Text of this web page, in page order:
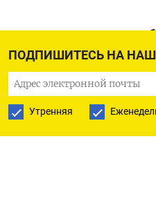
ПОДПИШИТЕСЬ НА
Утренняя